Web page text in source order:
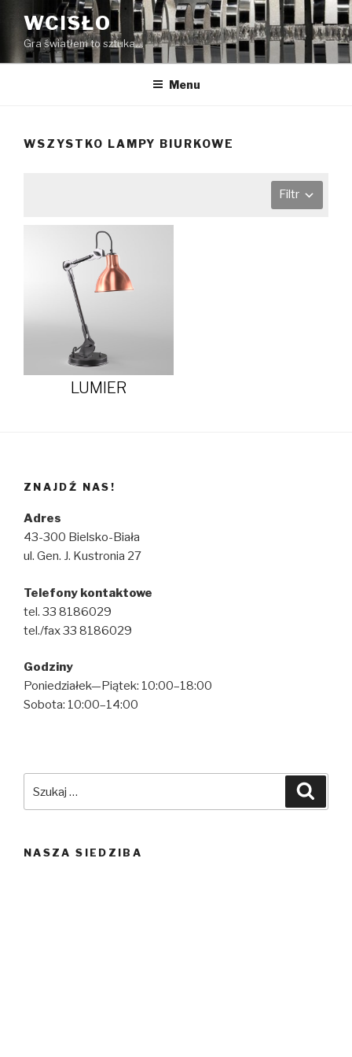
treści
WCISŁO
Gra światłem to sztuka…
Menu
WSZYSTKO LAMPY BIURKOWE
Filtr
LUMIER
ZNAJDŹ NAS!
Adres
43-300 Bielsko-Biała
ul. Gen. J. Kustronia 27
Telefony kontaktowe
tel. 33 8186029
tel./fax 33 8186029
Godziny
Poniedziałek—Piątek: 10:00–18:00
Sobota: 10:00–14:00
NASZA SIEDZIBA